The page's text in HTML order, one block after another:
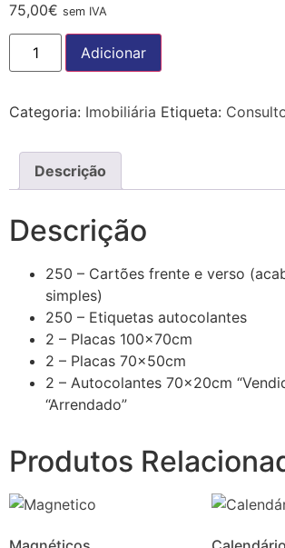
75,00€ sem IVA
Adicionar
Categoria: Imobiliária Etiqueta:
Descrição
Descrição
250 – Cartões frente e verso
simples)
250 – Etiquetas autocolantes
2 – Placas 100x70cm
2 – Placas 70x50cm
2 – Autocolantes 70x20cm
“Arrendado”
Produtos